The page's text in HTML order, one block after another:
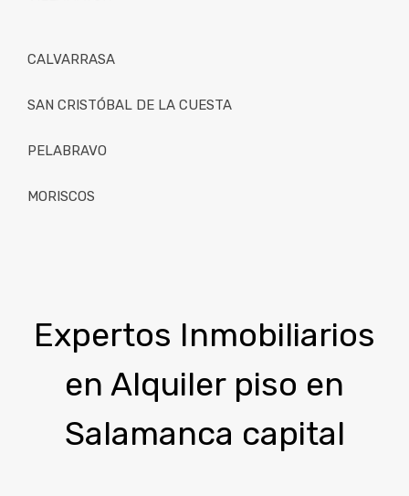
CALVARRASA
SAN CRISTÓBAL DE LA CUESTA
PELABRAVO
MORISCOS
Expertos Inmobiliarios
en Alquiler piso en
Salamanca capital